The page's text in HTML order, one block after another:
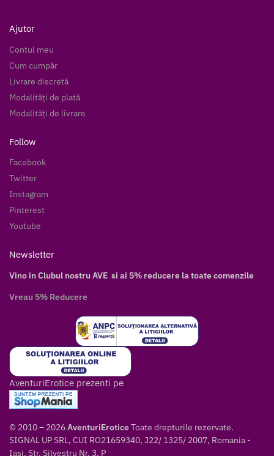
Ajutor
Contul meu
Cum cumpăr
Livrare discretă
Modalități de plată
Modalități de livrare
Follow
Facebook
Twitter
Instagram
Pinterest
Youtube
Newsletter
Vino in Clubul nostru AVE si ai 5% reducere la toate comenzile
Vreau 5% Reducere
AventuriErotice prezenti pe
© 2010 – 2026AventuriEroticeToate drepturile rezervate.
SIGNAL UP SRL, CUI RO21659340, J22/ 1325/ 2007, Romania -
Iasi, Str. Silvestru Nr. 3, P